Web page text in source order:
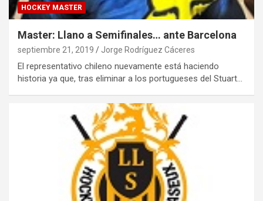
HOCKEY MASTER
Master: Llano a Semifinales… ante Barcelona
septiembre 21, 2019 Jorge Rodríguez Cáceres
El representativo chileno nuevamente está haciendo
historia ya que, tras eliminar a los portugueses del Stuart…